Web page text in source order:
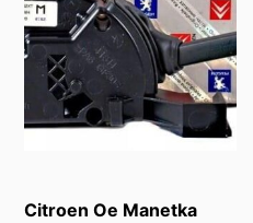
Citroen Oe Manetka